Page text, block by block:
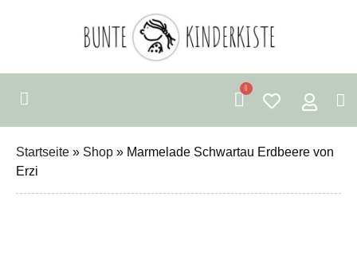
0
Startseite » Shop » Marmelade Schwartau Erdbeere von
Erzi